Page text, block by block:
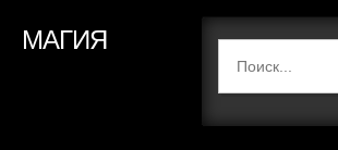
МАГИЯ